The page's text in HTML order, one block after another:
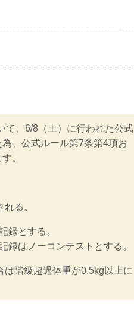
て、6/8（土）に行われた公式
、公式ルール第7条第4項お
。
る。
録とする。
録はノーコンテストとする。
階級超過体重が0.5kg以上に